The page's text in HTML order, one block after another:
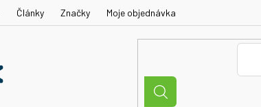
Články Značky Moje objednávka